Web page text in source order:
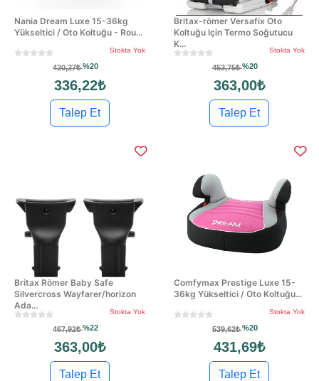
Nania Dream Luxe 15-36kg
Yükseltici / Oto Koltuğu - Rou...
Stokta Yok
420,27₺%20
336,22₺
Talep Et
Britax-römer Versafix Oto
Koltuğu Için Termo Soğutucu
K...
Stokta Yok
453,75₺%20
363,00₺
Talep Et
Britax Römer Baby Safe
Silvercross Wayfarer/horizon
Ada...
Stokta Yok
467,92₺%22
363,00₺
Talep Et
Comfymax Prestige Luxe 15-
36kg Yükseltici / Oto Koltuğu...
Stokta Yok
539,62₺%20
431,69₺
Talep Et